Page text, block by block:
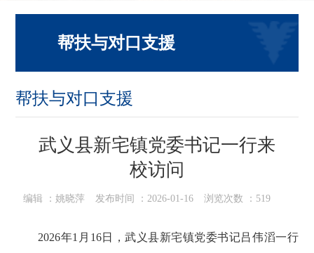
帮扶与对口支援
帮扶与对口支援
武义县新宅镇党委书记一行来
校访问
编辑 ： 姚晓萍 发布时间 ： 2026-01-16 浏览次数 ： 519
2026年1月16日，武义县新宅镇党委书记吕伟滔一行